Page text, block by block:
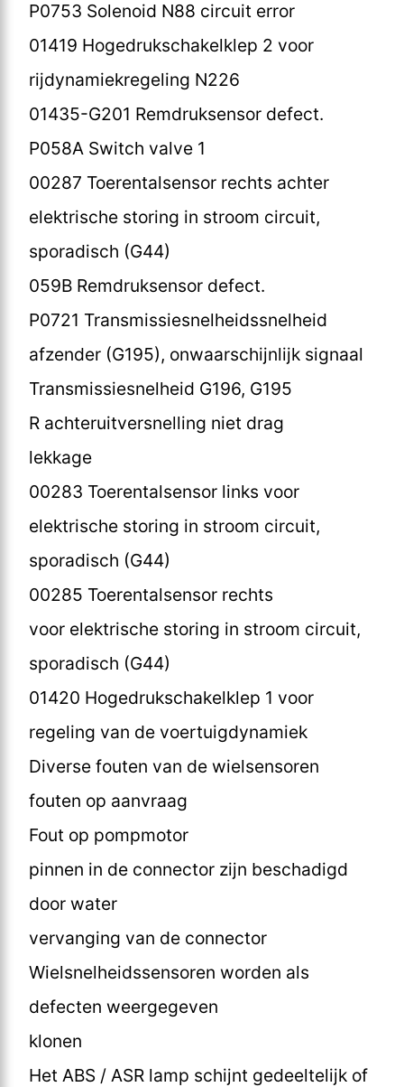
P0753 Solenoid N88 circuit error
01419 Hogedrukschakelklep 2 voor
rijdynamiekregeling N226
01435-G201 Remdruksensor defect.
P058A Switch valve 1
00287 Toerentalsensor rechts achter
elektrische storing in stroom circuit,
sporadisch (G44)
059B Remdruksensor defect.
P0721 Transmissiesnelheidssnelheid
afzender (G195), onwaarschijnlijk signaal
Transmissiesnelheid G196, G195
R achteruitversnelling niet drag
lekkage
00283 Toerentalsensor links voor
elektrische storing in stroom circuit,
sporadisch (G44)
00285 Toerentalsensor rechts
voor elektrische storing in stroom circuit,
sporadisch (G44)
01420 Hogedrukschakelklep 1 voor
regeling van de voertuigdynamiek
Diverse fouten van de wielsensoren
fouten op aanvraag
Fout op pompmotor
pinnen in de connector zijn beschadigd
door water
vervanging van de connector
Wielsnelheidssensoren worden als
defecten weergegeven
klonen
Het ABS / ASR lamp schijnt gedeeltelijk of